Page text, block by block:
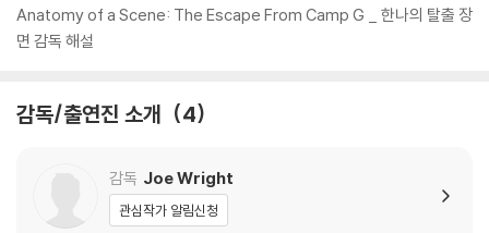
름 손상에 의한 교환/반품은 불가합니다.
4) 본품 보호를 위해 노란색의 카톤 박스로 재포장한 경우, 카톤박스 손상
인을 위해 개봉 시의 동영상을 요청할 수 있으며, 동영상이 없는 경우 교
※ 디스크 재생 불량
1) 기기 문제로 인해 발생하는 재생 불량 현상에 대해서는 반품/교환이 불
Anatomy of a Scene: The Escape From Camp G _ 한나의 탈출 장
면 감독 해설
감독/출연진 소개 4
감독 Joe Wright
관심작가 알림신청